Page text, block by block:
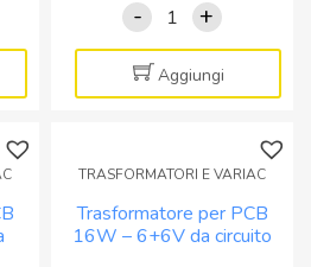
-
Trasformatore
per
PCB
100W
circuito
stampato
o
+
Aggiungi
TRASFORMATORI E VARIAC
Trasformatore per PCB
16W – 6+6V da circuito